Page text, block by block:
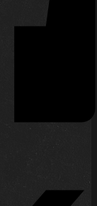
großen
zwei oder
oder
(unser!)